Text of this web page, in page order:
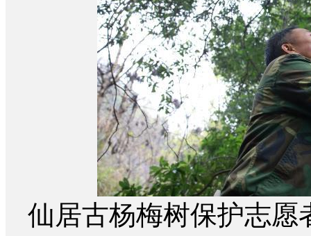
仙居古杨梅树保护志愿